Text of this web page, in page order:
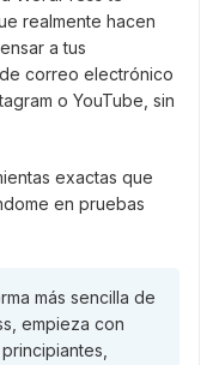
realmente hacen
a tus
correo electrónico
o YouTube, sin
exactas que
en pruebas
más sencilla de
empieza con